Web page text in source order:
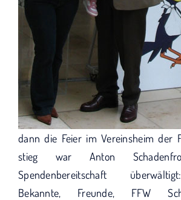
dann die Feier im Vereinsheim der
stieg war Anton
Spendenbereitschaft
Bekannte, Freunde, FFW